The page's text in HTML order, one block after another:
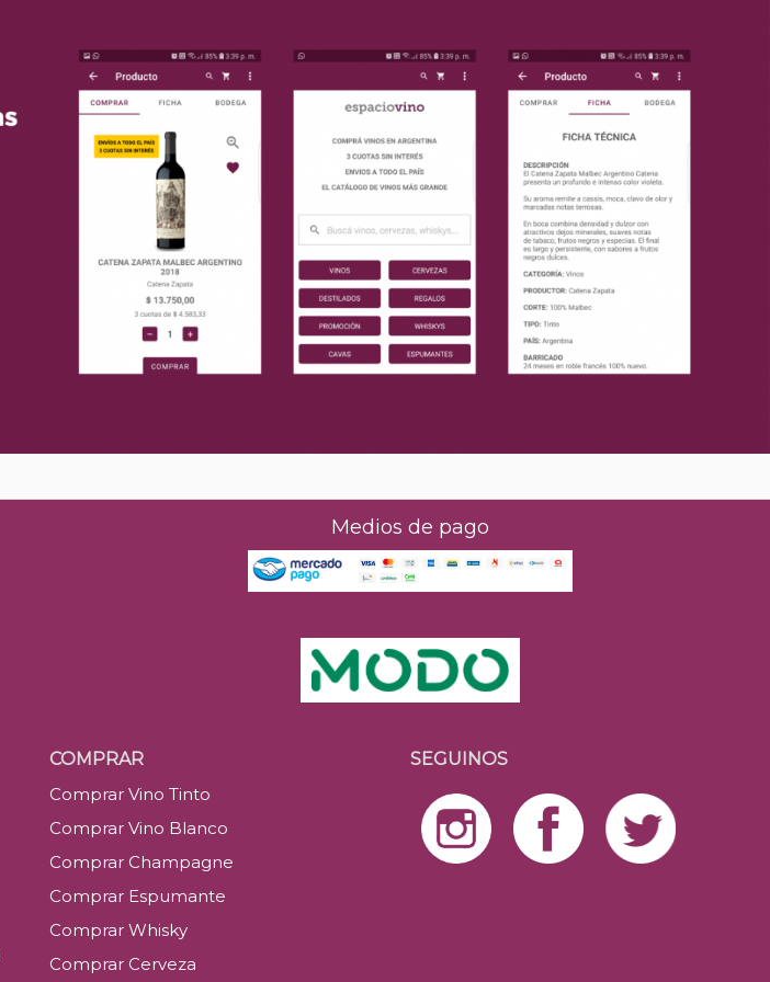
Medios de pago
COMPRAR
Comprar Vino Tinto
Comprar Vino Blanco
Comprar Champagne
Comprar Espumante
Comprar Whisky
Comprar Cerveza
SEGUINOS